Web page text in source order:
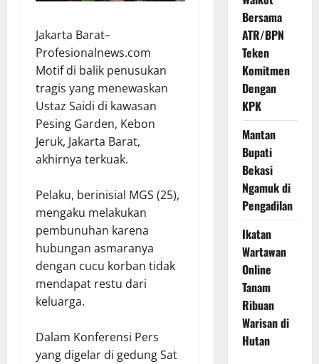
Jakarta Barat–
Profesionalnews.com
Motif di balik penusukan
tragis yang menewaskan
Ustaz Saidi di kawasan
Pesing Garden, Kebon
Jeruk, Jakarta Barat,
akhirnya terkuak.
Pelaku, berinisial MGS (25),
mengaku melakukan
pembunuhan karena
hubungan asmaranya
dengan cucu korban tidak
mendapat restu dari
keluarga.
Dalam Konferensi Pers
yang digelar di gedung Sat
Bersama
ATR/BPN
Teken
Komitmen
Dengan
KPK
Mantan
Bupati
Bekasi
Ngamuk di
Pengadilan
Ikatan
Wartawan
Online
Tanam
Ribuan
Warisan di
Hutan